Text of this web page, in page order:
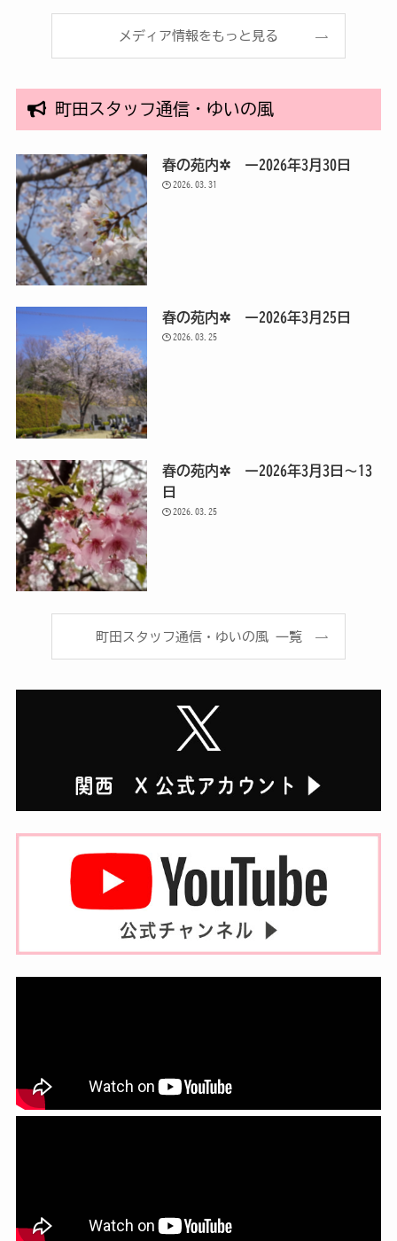
メディア情報をもっと見る
町田スタッフ通信・ゆいの風
春の苑内✲ ー2026年3月30日
2026.03.31
春の苑内✲ ー2026年3月25日
2026.03.25
春の苑内✲ ー2026年3月3日～13
日
2026.03.25
町田スタッフ通信・ゆいの風 一覧